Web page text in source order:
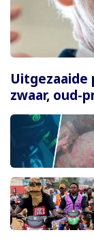
zwaar, oud-